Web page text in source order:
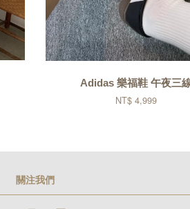
Adidas 樂福鞋 午夜三
NT$ 4,999
關注我們